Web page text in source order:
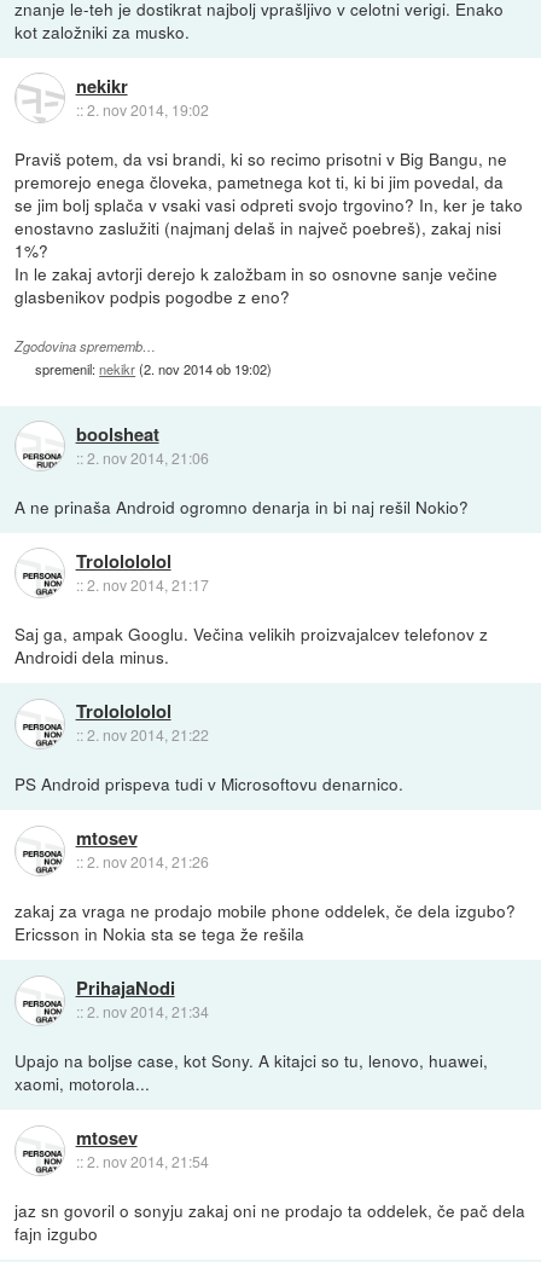
znanje le-teh je dostikrat najbolj vprašljivo v celotni verigi. Enako
kot založniki za musko.
nekikr
::2. nov 2014, 19:02
Praviš potem, da vsi brandi, ki so recimo prisotni v Big Bangu, ne
premorejo enega človeka, pametnega kot ti, ki bi jim povedal, da
se jim bolj splača v vsaki vasi odpreti svojo trgovino? In, ker je tako
enostavno zaslužiti (najmanj delaš in največ poebreš), zakaj nisi
1%?
In le zakaj avtorji derejo k založbam in so osnovne sanje večine
glasbenikov podpis pogodbe z eno?
Zgodovina sprememb…
spremenil:nekikr(2. nov 2014 ob 19:02)
boolsheat
::2. nov 2014, 21:06
A ne prinaša Android ogromno denarja in bi naj rešil Nokio?
Trololololol
::2. nov 2014, 21:17
Saj ga, ampak Googlu. Večina velikih proizvajalcev telefonov z
Androidi dela minus.
Trololololol
::2. nov 2014, 21:22
PS Android prispeva tudi v Microsoftovu denarnico.
mtosev
::2. nov 2014, 21:26
zakaj za vraga ne prodajo mobile phone oddelek, če dela izgubo?
Ericsson in Nokia sta se tega že rešila
PrihajaNodi
::2. nov 2014, 21:34
Upajo na boljse case, kot Sony. A kitajci so tu, lenovo, huawei,
xaomi, motorola...
mtosev
::2. nov 2014, 21:54
jaz sn govoril o sonyju zakaj oni ne prodajo ta oddelek, če pač dela
fajn izgubo